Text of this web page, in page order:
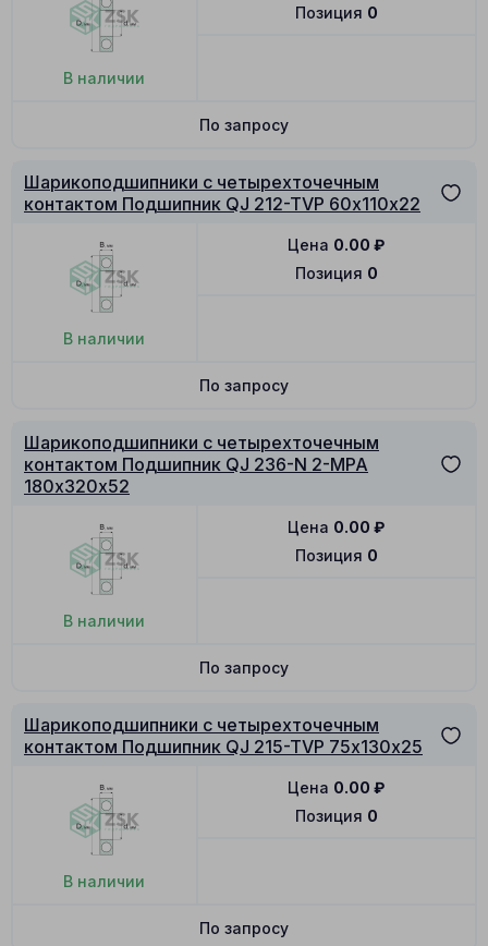
В наличии
Позиция 0
По запросу
Шарикоподшипники с четырехточечным
контактом Подшипник QJ 212-TVP 60х110х22
В наличии
Позиция 0
Цена 0.00 ₽
По запросу
Шарикоподшипники с четырехточечным
контактом Подшипник QJ 236-N 2-MPA
180х320х52
В наличии
Позиция 0
Цена 0.00 ₽
По запросу
Шарикоподшипники с четырехточечным
контактом Подшипник QJ 215-TVP 75х130х25
В наличии
Позиция 0
Цена 0.00 ₽
По запросу